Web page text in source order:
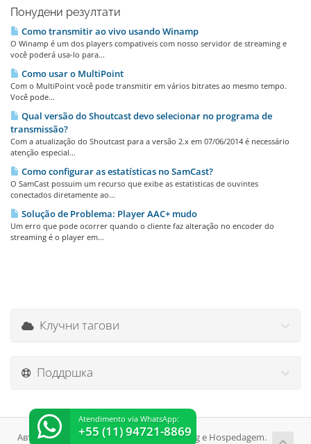
Понудени резултати
Como transmitir ao vivo usando Winamp
O Winamp é um dos players compativeis com nosso servidor de streaming e
você poderá usa-lo para...
Como usar o MultiPoint
Com o MultiPoint você pode transmitir em vários bitrates ao mesmo tempo.
Você pode...
Qual versão do Shoutcast devo selecionar no programa de
transmissão?
Com a atualização do Shoutcast para a versão 2.x em 07/06/2014 é necessário
atenção especial...
Como configurar as estatísticas no SamCast?
O SamCast possuim um recurso que exibe as estatisticas de ouvintes
conectados diretamente ao...
Solução de Problema: Player AAC+ mudo
Um erro que pode ocorrer quando o cliente faz alteração no encoder do
streaming é o player em...
Клучни тагови
Поддршка
Авторски права © 2026 SejaHost Streaming e Hospedagem.
Atendimento via WhatsApp:
+55 (11) 94721-8869